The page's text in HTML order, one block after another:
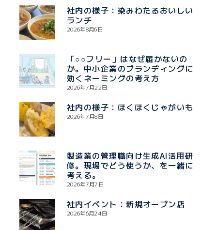
社内の様子：染みわたるおいしい
ランチ
2026年8月6日
「○○フリー」はなぜ届かないの
か。中小企業のブランディングに
効くネーミングの考え方
2026年7月22日
社内の様子：ほくほくじゃがいも
2026年7月8日
製造業の管理職向け生成AI活用研
修。現場でどう使うか、を一緒に
考える。
2026年7月7日
社内イベント：新規オープン店
2026年6月24日